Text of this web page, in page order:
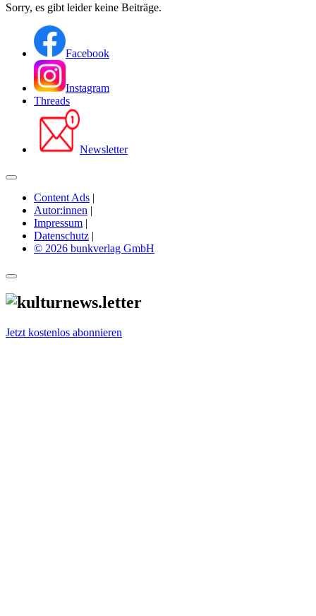
Sorry, es gibt leider keine Beiträge.
Facebook
Instagram
Threads
Newsletter
Content Ads |
Autor:innen |
Impressum |
Datenschutz |
© 2026 bunkverlag GmbH
Jetzt kostenlos abonnieren